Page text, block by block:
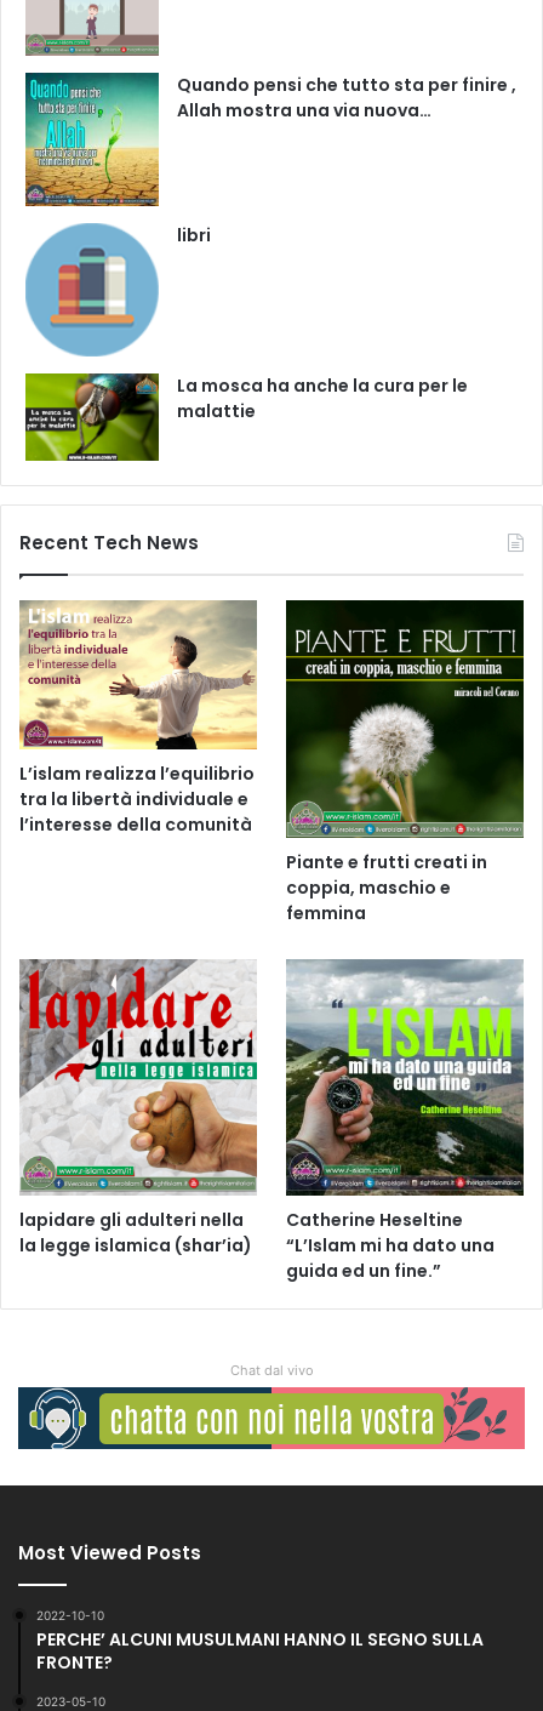
Quando pensi che tutto sta per finire ,
Allah mostra una via nuova…
libri
La mosca ha anche la cura per le
malattie
Recent Tech News
L’islam realizza l’equilibrio
tra la libertà individuale e
l’interesse della comunità
Piante e frutti creati in
coppia, maschio e
femmina
lapidare gli adulteri nella
la legge islamica (shar’ia)
Catherine Heseltine
“L’Islam mi ha dato una
guida ed un fine.”
Chat dal vivo
Most Viewed Posts
2022-10-10
PERCHE’ ALCUNI MUSULMANI HANNO IL SEGNO SULLA
FRONTE?
2023-05-10